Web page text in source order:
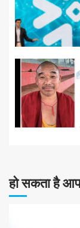
हो सकता है